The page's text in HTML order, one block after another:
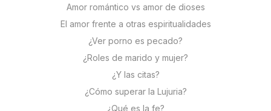
Amor romántico vs amor de dioses
El amor frente a otras espiritualidades
¿Ver porno es pecado?
¿Roles de marido y mujer?
¿Y las citas?
¿Cómo superar la Lujuria?
¿Qué es la fe?